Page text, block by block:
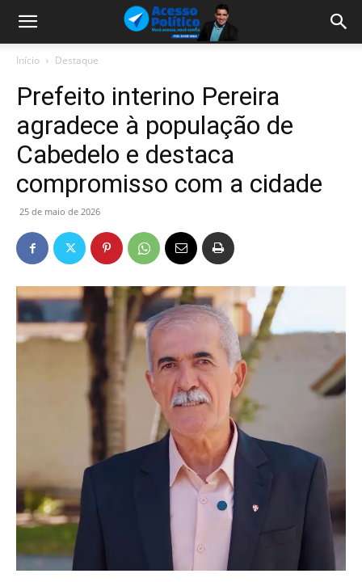
Início Destaque
Prefeito interino Pereira
agradece à população de
Cabedelo e destaca
compromisso com a cidade
25 de maio de 2026